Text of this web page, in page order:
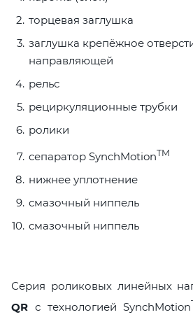
торцевая заглушка
заглушка крепёжное
направляющей
рельс
рециркуляционные трубки
ролики
сепаратор SynchMotionTM
нижнее уплотнение
смазочный ниппель
смазочный ниппель
Серия роликовых линейных
QR с технологией SynchMotion